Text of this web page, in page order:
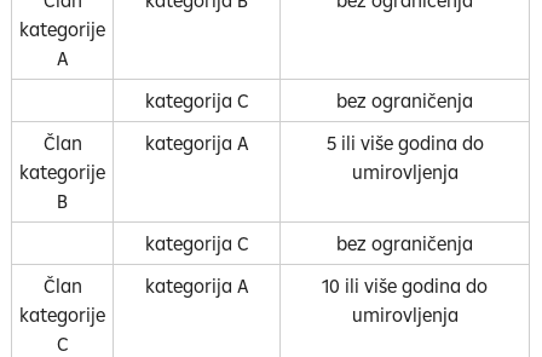
kategorije
A
kategorija C
bez ograničenja
Član
kategorije
B
kategorija A
5 ili više godina do
umirovljenja
kategorija C
bez ograničenja
Član
kategorije
C
kategorija A
10 ili više godina do
umirovljenja